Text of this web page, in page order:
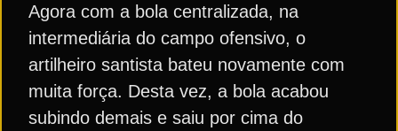
Agora com a bola centralizada, na
intermediária do campo ofensivo, o
artilheiro santista bateu novamente com
muita força. Desta vez, a bola acabou
subindo demais e saiu por cima do